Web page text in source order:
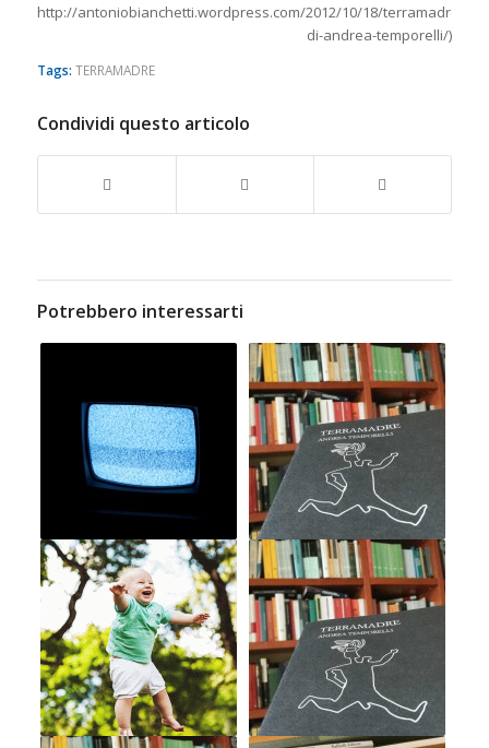
http://antoniobianchetti.wordpress.com/2012/10/18/terramadre-
di-andrea-temporelli/)
Tags: TERRAMADRE
Condividi questo articolo
Potrebbero interessarti